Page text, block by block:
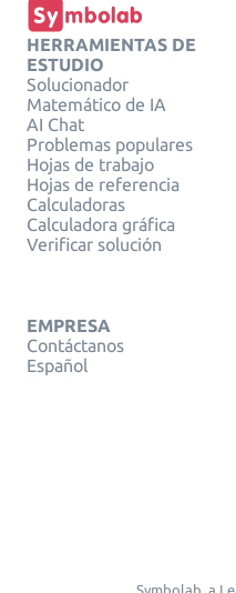
HERRAMIENTAS DE
ESTUDIO
Solucionador
Matemático de IA
AI Chat
Problemas populares
Hojas de trabajo
Hojas de referencia
Calculadoras
Calculadora gráfica
Verificar solución
EMPRESA
Contáctanos
Español